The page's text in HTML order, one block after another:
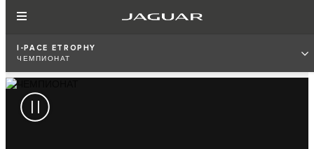
I-PACE ETROPHY
ЧЕМПИОНАТ